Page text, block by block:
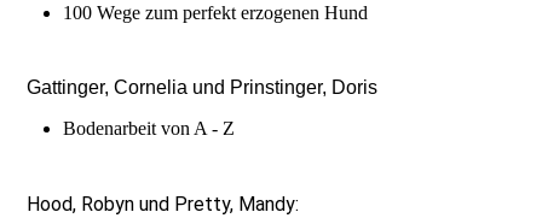
100 Wege zum perfekt erzogenen Hund
Gattinger, Cornelia und Prinstinger, Doris
Bodenarbeit von A - Z
Hood, Robyn und Pretty, Mandy: